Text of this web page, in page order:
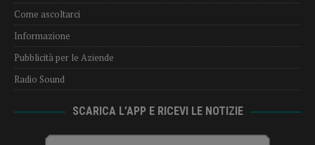
Come ascoltarci
Informazione
Pubblicità per le Aziende
Radio Sound
SCARICA L’APP E RICEVI LE NOTIZIE